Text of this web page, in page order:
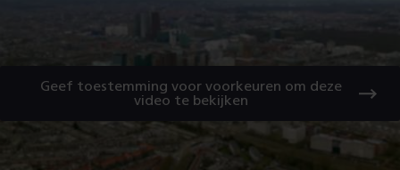
Geef toestemming voor voorkeuren om deze
video te bekijken